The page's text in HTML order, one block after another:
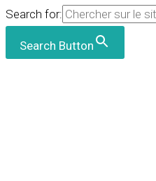
Search for:
Search Button